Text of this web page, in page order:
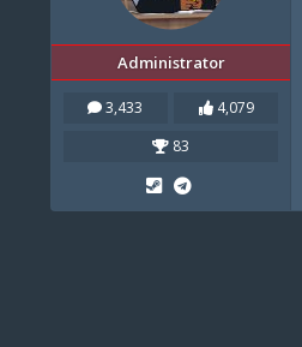
Administrator
3,433
4,079
83